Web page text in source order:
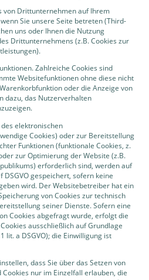
von Drittunternehmen auf Ihrem
Sie unsere Seite betreten (Third-
uns oder Ihnen die Nutzung
Drittunternehmens (z.B. Cookies zur
Zahlreiche Cookies sind
Websitefunktionen ohne diese nicht
oder die Anzeige von
dazu, das Nutzerverhalten
elektronischen
Cookies) oder zur Bereitstellung
Funktionen (funktionale Cookies, z.
zur Optimierung der Website (z.B.
erforderlich sind, werden auf
DSGVO gespeichert, sofern keine
wird. Der Websitebetreiber hat ein
von Cookies zur technisch
seiner Dienste. Sofern eine
Cookies abgefragt wurde, erfolgt die
ausschließlich auf Grundlage
lit. a DSGVO); die Einwilligung ist
dass Sie über das Setzen von
nur im Einzelfall erlauben, die